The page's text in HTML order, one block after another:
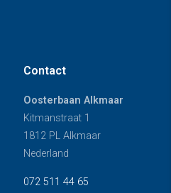
Contact
Oosterbaan Alkmaar
Kitmanstraat 1
1812 PL Alkmaar
Nederland
072 511 44 65